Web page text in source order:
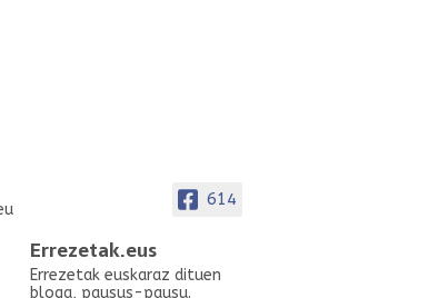
614
Errezetak.eus
Errezetak euskaraz dituen
bloga, pausus-pausu.